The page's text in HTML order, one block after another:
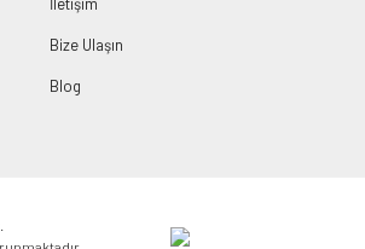
Bize Ulaşın
Blog